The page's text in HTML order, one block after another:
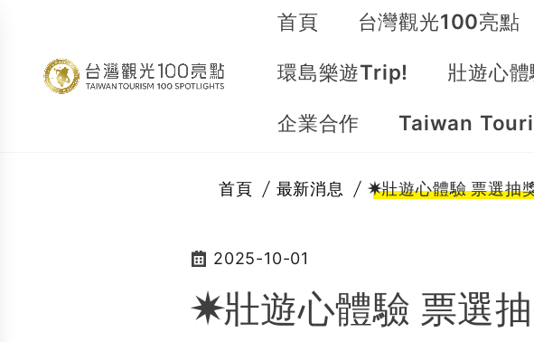
首頁 台灣觀光100亮點
環島樂遊Trip! 壯遊心體
企業合作 Taiwan
首頁 最新消息 ✷壯遊心體驗 票選抽
2025-10-01
✷壯遊心體驗 票選